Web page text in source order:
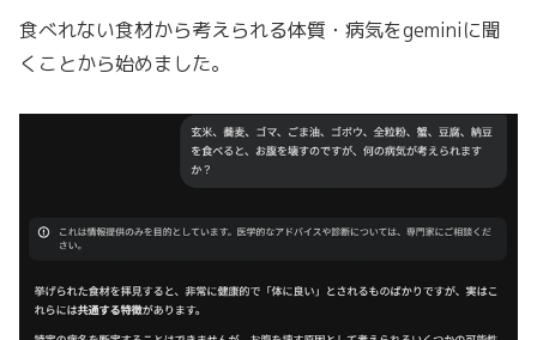
食べれない食材から考えられる体質・病気をgeminiに聞
くことから始めました。